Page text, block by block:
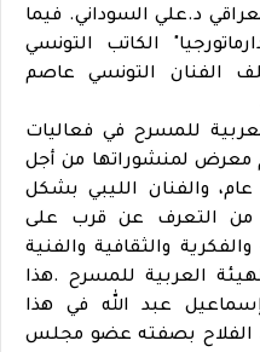
د.علي السوداني. فيما
الكاتب التونسي
الفنان التونسي عاصم
للمسرح في فعاليات
معرض لمنشوراتها من أجل
والفنان الليبي بشكل
من التعرف عن قرب على
والثقافية والفنية
العربية للمسرح .هذا
عبد الله في هذا
الفلاح بصفته عضو مجلس